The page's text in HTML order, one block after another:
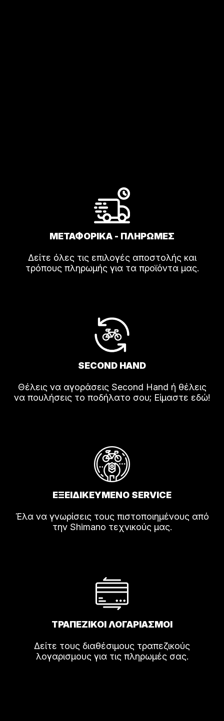
ΜΕΤΑΦΟΡΙΚΑ - ΠΛΗΡΩΜΕΣ
Δείτε όλες τις επιλογές αποστολής και
τρόπους πληρωμής για τα προϊόντα μας.
SECOND HAND
Θέλεις να αγοράσεις Second Hand ή θέλεις
να πουλήσεις το ποδήλατο σου; Είμαστε εδώ!
ΕΞΕΙΔΙΚΕΥΜΕΝΟ SERVICE
Έλα να γνωρίσεις τους πιστοποιημένους από
την Shimano τεχνικούς μας.
ΤΡΑΠΕΖΙΚΟΙ ΛΟΓΑΡΙΑΣΜΟΙ
Δείτε τους διαθέσιμους τραπεζικούς
λογαρισμους για τις πληρωμές σας.